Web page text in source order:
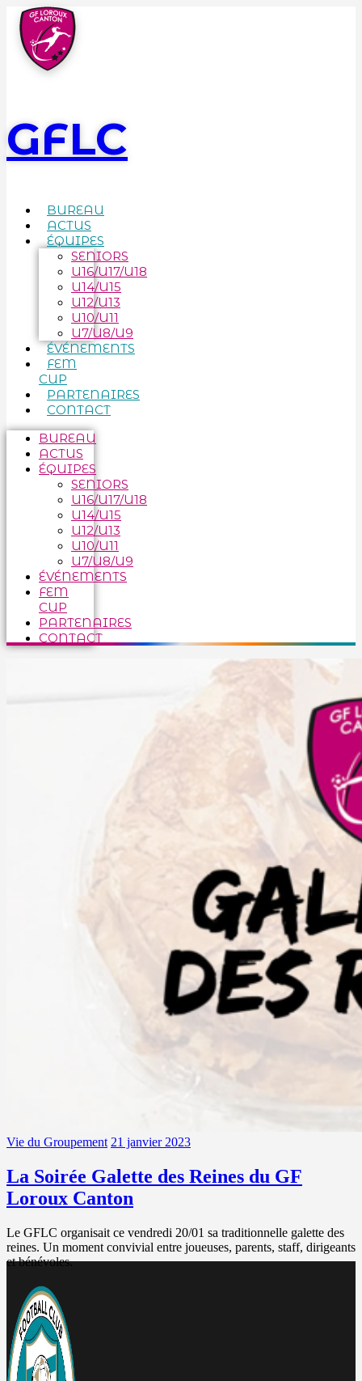
GFLC
BUREAU
ACTUS
ÉQUIPES
SENIORS
U16/U17/U18
U14/U15
U12/U13
U10/U11
U7/U8/U9
ÉVÉNEMENTS
FEM
CUP
PARTENAIRES
CONTACT
BUREAU
ACTUS
ÉQUIPES
SENIORS
U16/U17/U18
U14/U15
U12/U13
U10/U11
U7/U8/U9
ÉVÉNEMENTS
FEM
CUP
PARTENAIRES
CONTACT
Vie du Groupement 21 janvier 2023
La Soirée Galette des Reines du GF
Loroux Canton
Le GFLC organisait ce vendredi 20/01 sa traditionnelle galette des
reines. Un moment convivial entre joueuses, parents, staff, dirigeants
et bénévoles.